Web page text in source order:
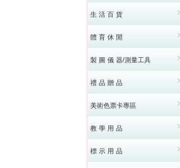
生 活 百 貨
體 育 休 閒
製 圖 儀 器/測量工具
禮 品 贈 品
美術色票卡專區
教 學 用 品
標 示 用 品